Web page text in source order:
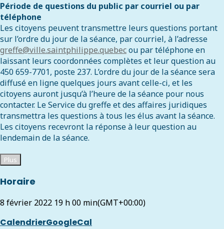
Période de questions du public par courriel ou par
téléphone
Les citoyens peuvent transmettre leurs questions portant
sur l’ordre du jour de la séance, par courriel, à l’adresse
greffe@ville.saintphilippe.quebecou par téléphone en
laissant leurs coordonnées complètes et leur question au
450 659-7701, poste 237. L’ordre du jour de la séance sera
diffusé en ligne quelques jours avant celle-ci, et les
citoyens auront jusqu’à l’heure de la séance pour nous
contacter. Le Service du greffe et des affaires juridiques
transmettra les questions à tous les élus avant la séance.
Les citoyens recevront la réponse à leur question au
lendemain de la séance.
Plus
Horaire
8 février 2022 19 h 00 min(GMT+00:00)
CalendrierGoogleCal